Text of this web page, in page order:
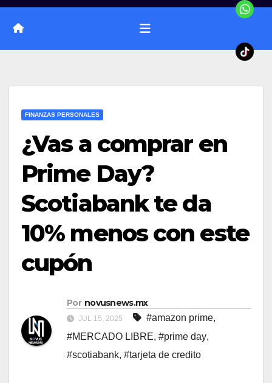
FINANZAS PERSONALES
¿Vas a comprar en
Prime Day?
Scotiabank te da
10% menos con este
cupón
Por novusnews.mx
JUL 15, 2025 #amazon prime,
#MERCADO LIBRE, #prime day,
#scotiabank, #tarjeta de credito